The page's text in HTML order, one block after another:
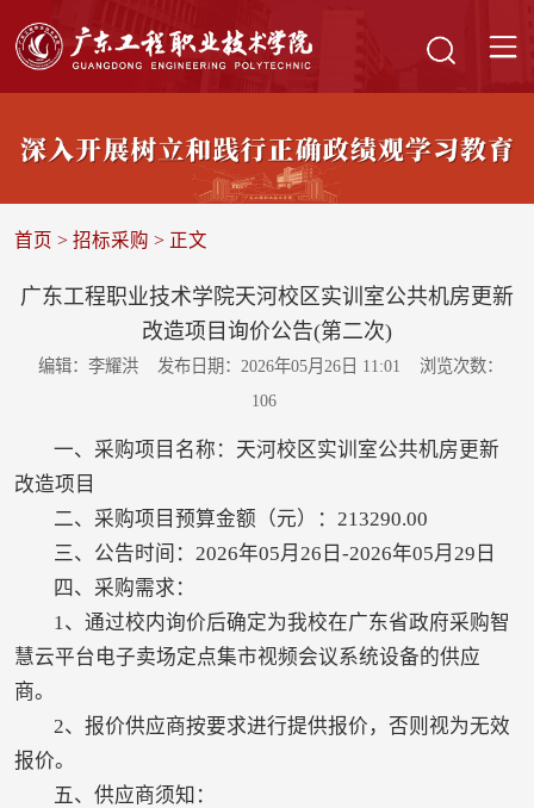
首页 > 招标采购 > 正文
广东工程职业技术学院天河校区实训室公共机房更新
改造项目询价公告(第二次)
编辑：李耀洪 发布日期：2026年05月26日 11:01
浏览次数：
106
一、采购项目名称：天河校区实训室公共机房更新
改造项目
二、采购项目预算金额（元）：213290.00
三、公告时间：2026年05月26日-2026年05月29日
四、采购需求：
1、通过校内询价后确定为我校在广东省政府采购智
慧云平台电子卖场定点集市视频会议系统设备的供应
商。
2、报价供应商按要求进行提供报价，否则视为无效
报价。
五、供应商须知：